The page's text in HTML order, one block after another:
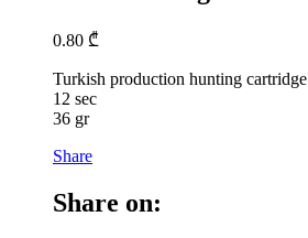
0.80 ₾
Turkish production hunting cartridge
12 sec
36 gr
Share
Share on: